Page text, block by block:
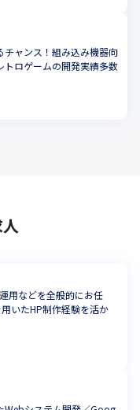
チャンス！組み込み機器向
トロゲームの開発実績多数
用などを全般的にお任
いたHP制作経験を活か